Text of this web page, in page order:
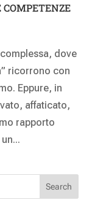
COMPETENZE
dove
ricorrono con
Eppure, in
affaticato,
rapporto
Search